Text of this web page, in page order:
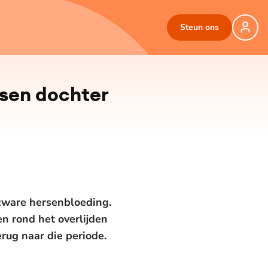
Steun ons
dochter
hersenbloeding.
rond het overlijden
naar die periode.